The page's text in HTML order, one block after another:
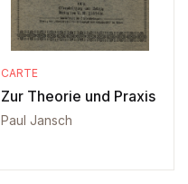
CARTE
Zur Theorie und Praxis
Paul Jansch